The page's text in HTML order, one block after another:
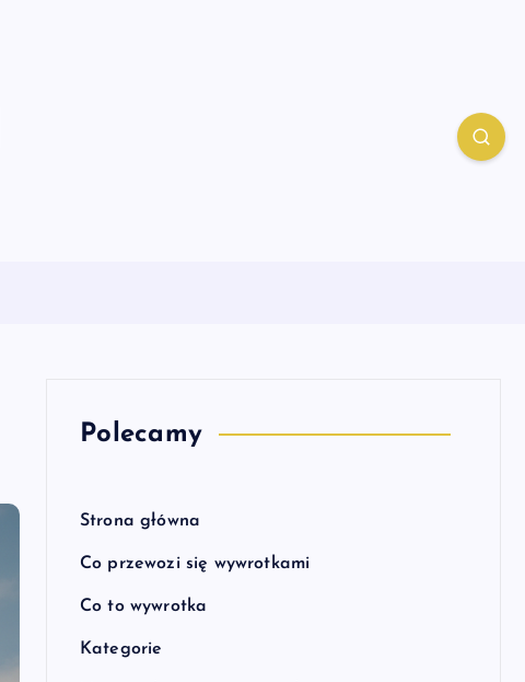
Polecamy
Strona główna
Co przewozi się wywrotkami
Co to wywrotka
Kategorie